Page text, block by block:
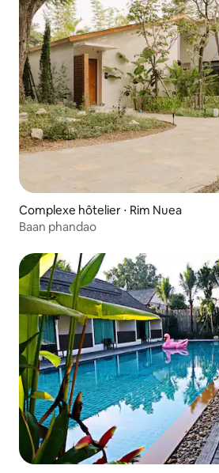
Complexe hôtelier ⋅ Rim Nuea
Baan phandao